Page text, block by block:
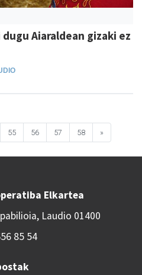
Aiaraldean gizaki ez
55 56 57 58 »
Elkartea
Laudio 01400
85 54